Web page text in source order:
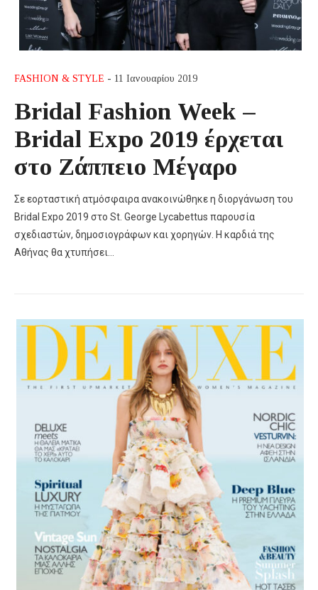
FASHION & STYLE - 11 Ιανουαρίου 2019
Bridal Fashion Week –
Bridal Expo 2019 έρχεται
στο Ζάππειο Μέγαρο
Σε εορταστική ατμόσφαιρα ανακοινώθηκε η διοργάνωση του
Bridal Expo 2019 στο St. George Lycabettus παρουσία
σχεδιαστών, δημοσιογράφων και χορηγών. Η καρδιά της
Αθήνας θα χτυπήσει…